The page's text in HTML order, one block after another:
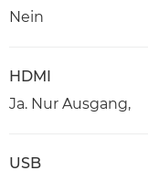
Nein
HDMI
Ja. Nur Ausgang,
USB